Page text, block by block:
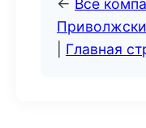
← Все
Главная